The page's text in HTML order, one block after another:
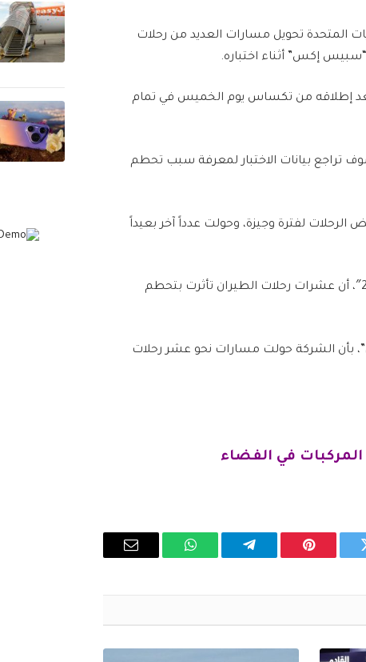
المتحدة تحويل مسارات العديد من رحلات
إكس” أثناء اختباره.
بعد إطلاقه من تكساس يوم الخميس في تمام
تراجع بيانات الاختبار لمعرفة سبب تحطم
الرحلات لفترة وجيزة، وحولت عدداً آخر بعيداً
وذكرت شبكة “سي إن بي سي” استناداً لبيانات موقع “فلايت رادار 24″، أن عشرات رحلات الطيران تأثرت بتحطم
بأن الشركة حولت مسارات نحو عشر رحلات
في الفضاء
بينتيريستتيلقرام واتساب
البريد